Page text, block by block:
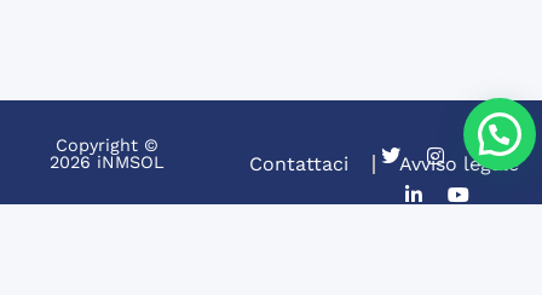
Copyright ©
2026 iNMSOL
Contattaci Avviso legale